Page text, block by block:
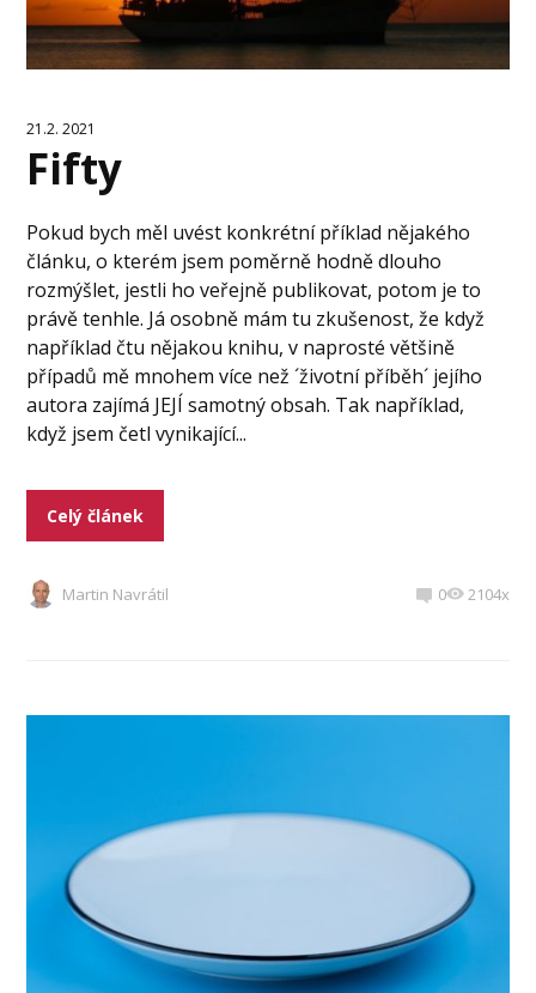
21.2. 2021
Fifty
Pokud bych měl uvést konkrétní příklad nějakého
článku, o kterém jsem poměrně hodně dlouho
rozmýšlet, jestli ho veřejně publikovat, potom je to
právě tenhle. Já osobně mám tu zkušenost, že když
například čtu nějakou knihu, v naprosté většině
případů mě mnohem více než ´životní příběh´ jejího
autora zajímá JEJÍ samotný obsah. Tak například,
když jsem četl vynikající...
Celý článek
Martin Navrátil 0 2104x